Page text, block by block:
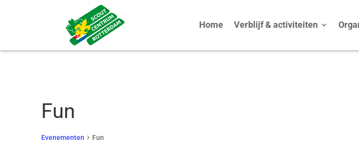
Home Verblijf & activiteiten
Fun
Evenementen Fun